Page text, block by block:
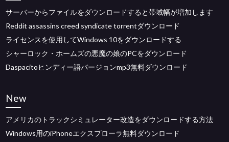
サーバーからファイルをダウンロードすると帯域幅が増加します
Reddit assassins creed syndicate torrentダウンロード
ライセンスを使用してWindows 10をダウンロードする
シャーロック・ホームズの悪魔の娘のPCをダウンロード
Daspacitoヒンディー語バージョンmp3無料ダウンロード
New
アメリカのトラックシミュレーター改造をダウンロードする方法
Windows用のiPhoneエクスプローラ無料ダウンロード